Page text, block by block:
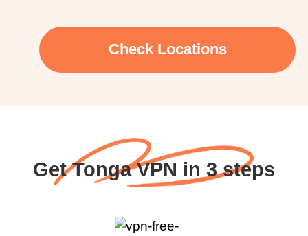
Check Locations
Get Tonga VPN in 3 steps